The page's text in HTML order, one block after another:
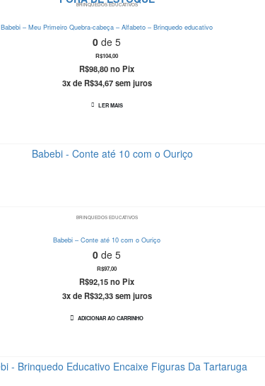
BRINQUEDOS EDUCATIVOS
Babebi – Meu Primeiro Quebra-cabeça – Alfabeto – Brinquedo educativo
0 de 5
R$104,00
R$98,80no Pix
3x de R$34,67 sem juros
LER MAIS
BRINQUEDOS EDUCATIVOS
Babebi – Conte até 10 com o Ouriço
0 de 5
R$97,00
R$92,15no Pix
3x de R$32,33 sem juros
ADICIONAR AO CARRINHO